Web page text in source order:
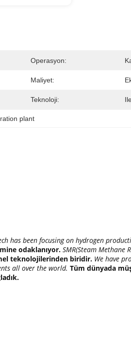
Operasyon:
Maliyet:
Teknoloji:
plant
has been focusing on hydrogen
odaklanıyor. SMR(Steam Methane
teknolojilerinden biridir. We have
all over the world. Tüm dünyada